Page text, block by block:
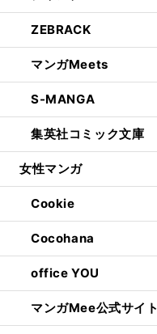
ZEBRACK
マンガMeets
S-MANGA
集英社コミック文庫
女性マンガ
Cookie
Cocohana
office YOU
マンガMee公式サイト